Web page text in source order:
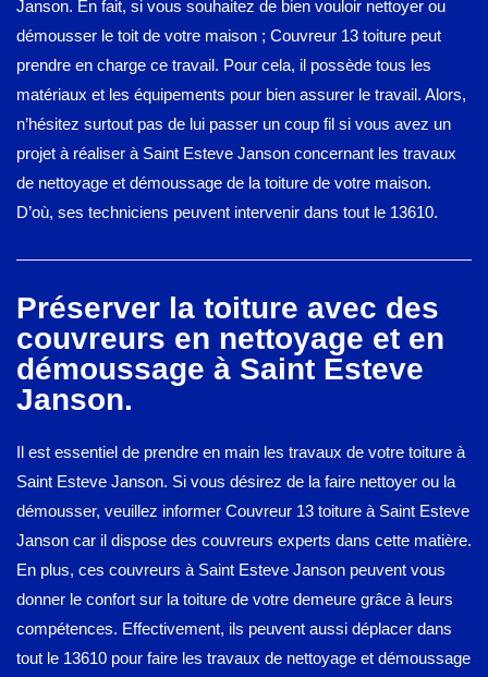
Janson. En fait, si vous souhaitez de bien vouloir nettoyer ou
démousser le toit de votre maison ; Couvreur 13 toiture peut
prendre en charge ce travail. Pour cela, il possède tous les
matériaux et les équipements pour bien assurer le travail. Alors,
n’hésitez surtout pas de lui passer un coup fil si vous avez un
projet à réaliser à Saint Esteve Janson concernant les travaux
de nettoyage et démoussage de la toiture de votre maison.
D’où, ses techniciens peuvent intervenir dans tout le 13610.
Préserver la toiture avec des
couvreurs en nettoyage et en
démoussage à Saint Esteve
Janson.
Il est essentiel de prendre en main les travaux de votre toiture à
Saint Esteve Janson. Si vous désirez de la faire nettoyer ou la
démousser, veuillez informer Couvreur 13 toiture à Saint Esteve
Janson car il dispose des couvreurs experts dans cette matière.
En plus, ces couvreurs à Saint Esteve Janson peuvent vous
donner le confort sur la toiture de votre demeure grâce à leurs
compétences. Effectivement, ils peuvent aussi déplacer dans
tout le 13610 pour faire les travaux de nettoyage et démoussage